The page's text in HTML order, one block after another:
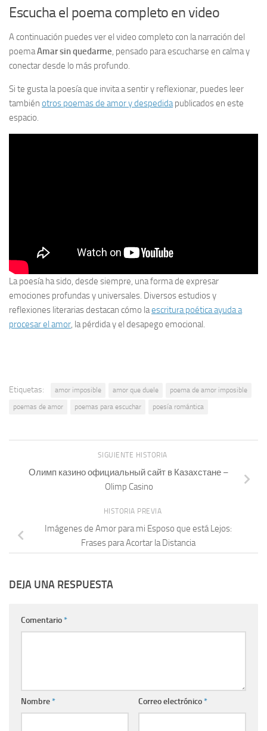
Escucha el poema completo en video
A continuación puedes ver el video completo con la narración del
poemaAmar sin quedarme, pensado para escucharse en calma y
conectar desde lo más profundo.
Si te gusta la poesía que invita a sentir y reflexionar, puedes leer
también otros poemas de amor y despedidapublicados en este
espacio.
La poesía ha sido, desde siempre, una forma de expresar
emociones profundas y universales. Diversos estudios y
reflexiones literarias destacan cómo laescritura poética ayuda a
procesar el amor, la pérdida y el desapego emocional.
Etiquetas: amor imposible amor que duele
poema de amor imposible
poemas de amor
poemas para escuchar poesía romántica
SIGUIENTE HISTORIA
Олимп казино официальный сайт в Казахстане –
Olimp Casino
HISTORIA PREVIA
Imágenes de Amor para mi Esposo que está Lejos:
Frases para Acortar la Distancia
DEJA UNA RESPUESTA
Comentario*
Nombre* Correo electrónico*